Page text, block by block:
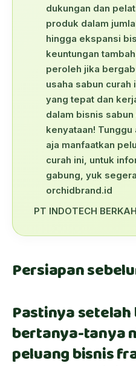
dukungan dan
produk dalam
hingga ekspansi
keuntungan
peroleh jika
usaha sabun curah
yang tepat dan
dalam bisnis
kenyataan! Tunggu
aja manfaatkan
curah ini, untuk
gabung, yuk
orchidbrand.id
PT INDOTECH
Persiapan
Pastinya setelah
bertanya-tanya
peluang bisnis